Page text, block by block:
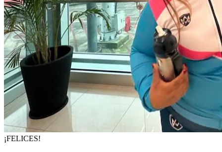
¡FELICES!